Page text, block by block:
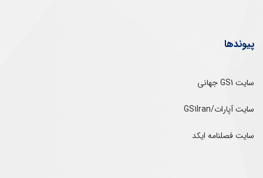
پیوندها
سایت GS1 جهانی
سایت آپارات/GS1Iran
سایت فصلنامه ایکد